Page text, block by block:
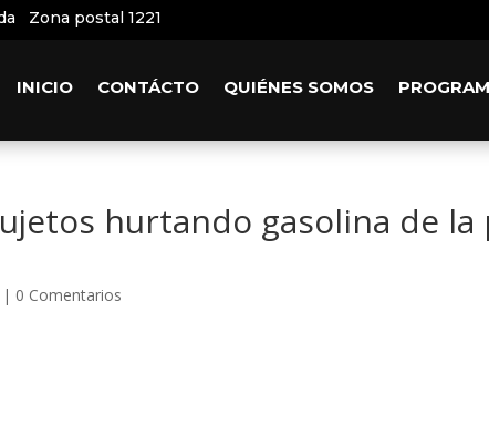
Zona postal 1221
INICIO CONTÁCTO QUIÉNES SOMOS
hurtando gasolina de la
| 0 Comentarios